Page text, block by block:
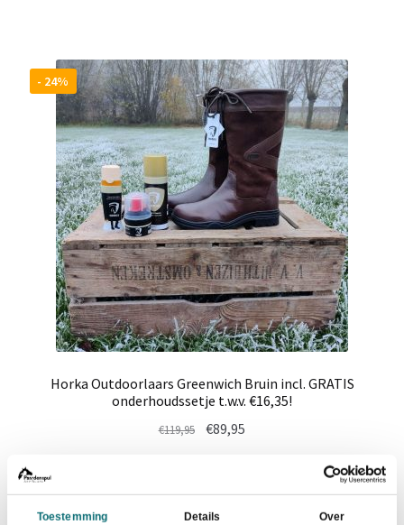
Toestemming Details Over
Horka Outdoorlaars Greenwich Bruin incl. GRATIS
onderhoudssetje t.w.v. €16,35!
- 24%
€119,95
Oorspronkelijke
€119,95.
€89,95
€89,95.